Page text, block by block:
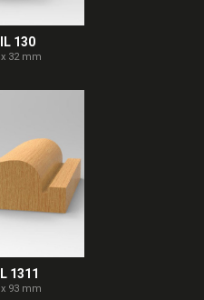
130
32 mm
1311
93 mm